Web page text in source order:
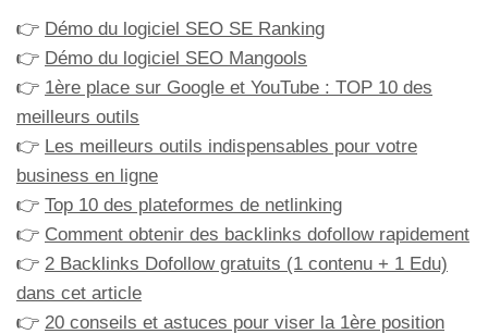
👉 Démo du logiciel SEO SE Ranking
👉 Démo du logiciel SEO Mangools
👉 1ère place sur Google et YouTube : TOP 10 des
meilleurs outils
👉 Les meilleurs outils indispensables pour votre
business en ligne
👉 Top 10 des plateformes de netlinking
👉 Comment obtenir des backlinks dofollow rapidement
👉 2 Backlinks Dofollow gratuits (1 contenu + 1 Edu)
dans cet article
👉 20 conseils et astuces pour viser la 1ère position